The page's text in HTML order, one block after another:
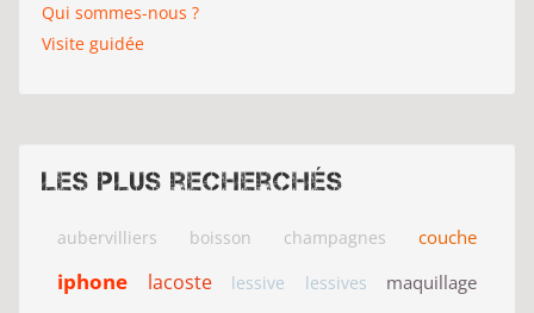
Qui sommes-nous ?
Visite guidée
Les plus recherchés
aubervilliers boisson champagnes couche
iphone lacoste lessive lessives maquillage